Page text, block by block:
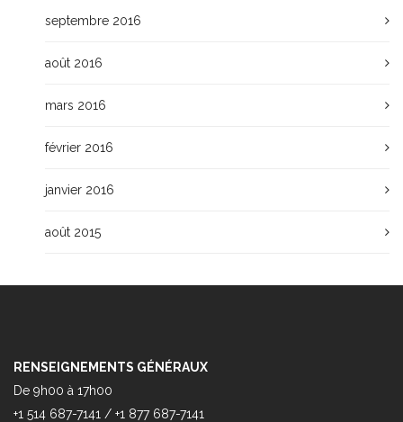
septembre 2016
août 2016
mars 2016
février 2016
janvier 2016
août 2015
RENSEIGNEMENTS GÉNÉRAUX
De 9h00 à 17h00
+1 514 687-7141 / +1 877 687-7141